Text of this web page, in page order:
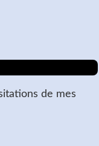
de mes